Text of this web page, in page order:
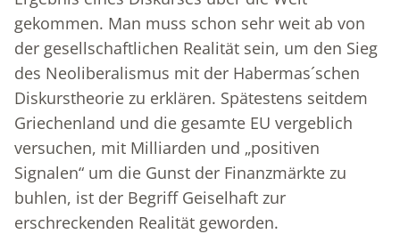
gekommen. Man muss schon sehr weit ab von
der gesellschaftlichen Realität sein, um den Sieg
des Neoliberalismus mit der Habermas´schen
Diskurstheorie zu erklären. Spätestens seitdem
Griechenland und die gesamte EU vergeblich
versuchen, mit Milliarden und „positiven
Signalen“ um die Gunst der Finanzmärkte zu
buhlen, ist der Begriff Geiselhaft zur
erschreckenden Realität geworden.